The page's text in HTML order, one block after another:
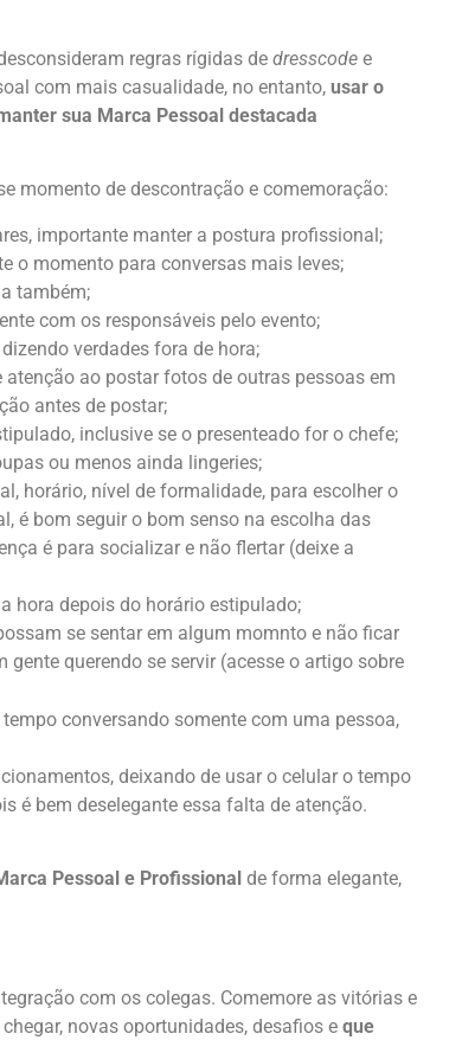
regras rígidas de dresscode e
com mais casualidade, no entanto, usar o
sua Marca Pessoal destacada
momento de descontração e comemoração:
importante manter a postura profissional;
o momento para conversas mais leves;
também;
com os responsáveis pelo evento;
verdades fora de hora;
atenção ao postar fotos de outras pessoas em
antes de postar;
inclusive se o presenteado for o chefe;
ou menos ainda lingeries;
horário, nível de formalidade, para escolher o
é bom seguir o bom senso na escolha das
é para socializar e não flertar (deixe a
hora depois do horário estipulado;
se sentar em algum momnto e não ficar
querendo se servir (acesse o artigo sobre
conversando somente com uma pessoa,
deixando de usar o celular o tempo
é bem deselegante essa falta de atenção.
Pessoal e Profissional de forma elegante,
com os colegas. Comemore as vitórias e
novas oportunidades, desafios e que